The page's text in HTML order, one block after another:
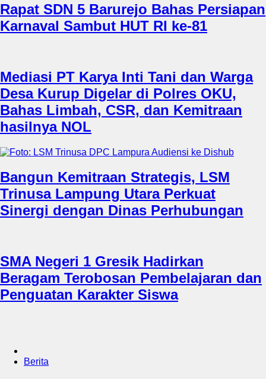
Rapat SDN 5 Barurejo Bahas Persiapan
Karnaval Sambut HUT RI ke-81
Mediasi PT Karya Inti Tani dan Warga
Desa Kurup Digelar di Polres OKU,
Bahas Limbah, CSR, dan Kemitraan
hasilnya NOL
Bangun Kemitraan Strategis, LSM
Trinusa Lampung Utara Perkuat
Sinergi dengan Dinas Perhubungan
SMA Negeri 1 Gresik Hadirkan
Beragam Terobosan Pembelajaran dan
Penguatan Karakter Siswa
Berita